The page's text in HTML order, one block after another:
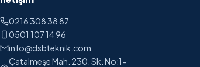
0216 308 38 87
0501 107 14 96
info@dsbteknik.com
Çatalmeşe Mah. 230. Sk. No:1-